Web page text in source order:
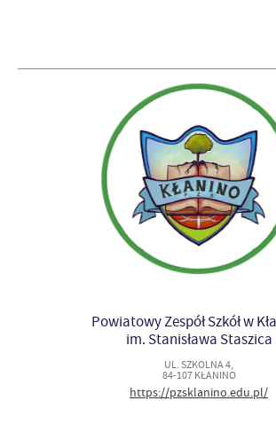
Powiatowy Zespół Szkół w
im. Stanisława Staszica
UL. SZKOLNA 4,
84-107 KŁANINO
https://pzsklanino.edu.pl/